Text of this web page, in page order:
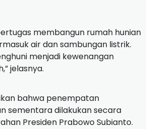
membangun rumah hunian
air dan sambungan listrik.
menjadi kewenangan
jelasnya.
bahwa penempatan
sementara dilakukan secara
Presiden Prabowo Subianto.